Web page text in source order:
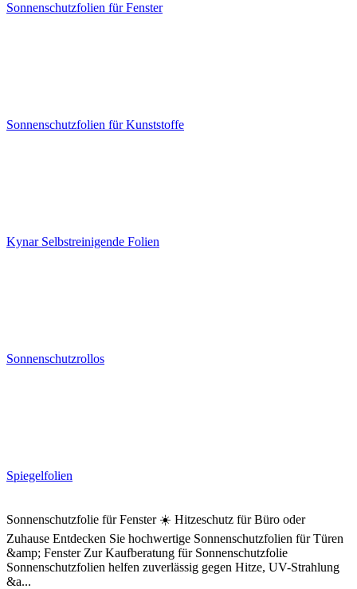
Sonnenschutzfolien für Fenster
Sonnenschutzfolien für Kunststoffe
Kynar Selbstreinigende Folien
Sonnenschutzrollos
Spiegelfolien
Sonnenschutzfolie für Fenster ☀️ Hitzeschutz für Büro oder
Zuhause Entdecken Sie hochwertige Sonnenschutzfolien für Türen
&amp; Fenster Zur Kaufberatung für Sonnenschutzfolie
Sonnenschutzfolien helfen zuverlässig gegen Hitze, UV-Strahlung
&a...